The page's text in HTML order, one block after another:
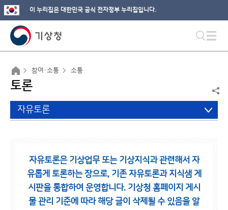
이 누리집은 대한민국 공식 전자정부 누리집입니다.
참여·소통 소통
토론
자유토론
자유토론은 기상업무 또는 기상지식과 관련해서 자
유롭게 토론하는 장으로, 기존 자유토론과 지식샘 게
시판을 통합하여 운영합니다. 기상청 홈페이지 게시
물 관리 기준에 따라 해당 글이 삭제될 수 있음을 알